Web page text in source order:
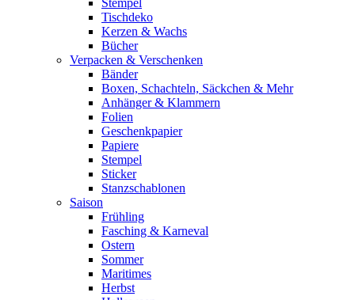
Stempel
Tischdeko
Kerzen & Wachs
Bücher
Verpacken & Verschenken
Bänder
Boxen, Schachteln, Säckchen & Mehr
Anhänger & Klammern
Folien
Geschenkpapier
Papiere
Stempel
Sticker
Stanzschablonen
Saison
Frühling
Fasching & Karneval
Ostern
Sommer
Maritimes
Herbst